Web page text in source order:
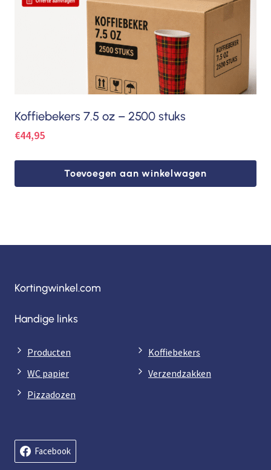
Koffiebekers 7.5 oz – 2500 stuks
€44,95
Toevoegen aan winkelwagen
Kortingwinkel.com
Handige links
Producten
Koffiebekers
WC papier
Verzendzakken
Pizzadozen
Facebook